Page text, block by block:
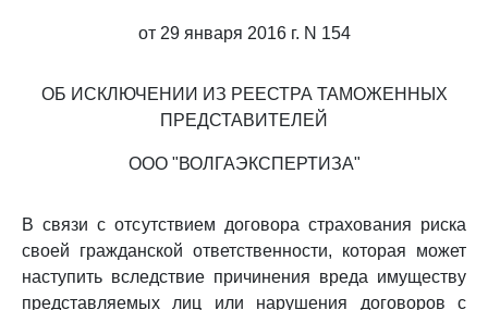
от 29 января 2016 г. N 154
ОБ ИСКЛЮЧЕНИИ ИЗ РЕЕСТРА ТАМОЖЕННЫХ
ПРЕДСТАВИТЕЛЕЙ
ООО "ВОЛГАЭКСПЕРТИЗА"
В связи с отсутствием договора страхования риска
своей гражданской ответственности, которая может
наступить вследствие причинения вреда имуществу
представляемых лиц или нарушения договоров с